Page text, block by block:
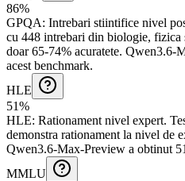
86%
GPQA: Intrebari stiintifice nivel
cu 448 intrebari din biologie,
doar 65-74% acuratete. Qwen3.6-
acest benchmark.
HLE
51%
HLE: Rationament nivel expert.
demonstra rationament la nivel de
Qwen3.6-Max-Preview a obtinut
MMLU